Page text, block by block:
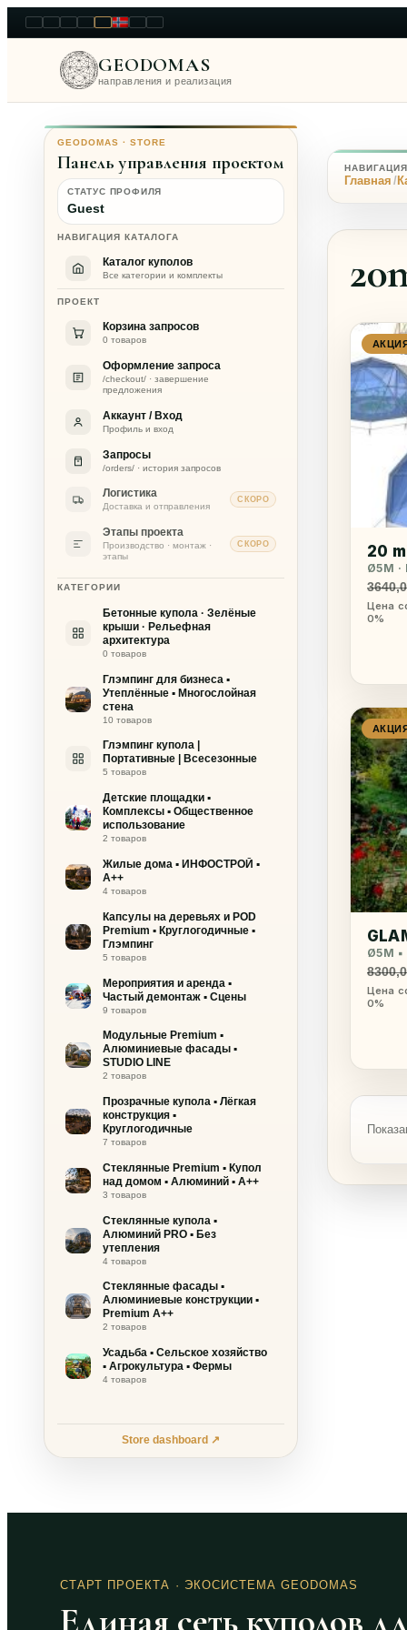
LT ENPL FRRUNOSKRO
GEODOMAS
направления и реализация
GEODOMAS · STORE
Панель управления проектом
СТАТУС ПРОФИЛЯ
Guest
НАВИГАЦИЯ КАТАЛОГА
Каталог куполов
Все категории и комплекты
ПРОЕКТ
Корзина запросов
0 товаров
Оформление запроса
/checkout/ · завершение
предложения
Аккаунт / Вход
Профиль и вход
Запросы
/orders/ · история запросов
Логистика
Доставка и отправления
СКОРО
Этапы проекта
Производство · монтаж ·
этапы
СКОРО
КАТЕГОРИИ
Бетонные купола · Зелёные
крыши · Рельефная
архитектура
0 товаров
Глэмпинг для бизнеса ▪
Утеплённые ▪ Многослойная
стена
10 товаров
Глэмпинг купола |
Портативные | Всесезонные
5 товаров
Детские площадки ▪
Комплексы ▪ Общественное
использование
2 товаров
Жилые дома ▪ ИНФОСТРОЙ ▪
A++
4 товаров
Капсулы на деревьях и POD
Premium ▪ Круглогодичные ▪
Глэмпинг
5 товаров
Мероприятия и аренда ▪
Частый демонтаж ▪ Сцены
9 товаров
Модульные Premium ▪
Алюминиевые фасады ▪
STUDIO LINE
2 товаров
Прозрачные купола ▪ Лёгкая
конструкция ▪
Круглогодичные
7 товаров
Стеклянные Premium ▪ Купол
над домом ▪ Алюминий ▪ A++
3 товаров
Стеклянные купола ▪
Алюминий PRO ▪ Без
утепления
4 товаров
Стеклянные фасады ▪
Алюминиевые конструкции ▪
Premium A++
2 товаров
Усадьба ▪ Сельское хозяйство
▪ Агрокультура ▪ Фермы
4 товаров
Store dashboard ↗
НАВИГАЦИЯ
Главная
20
Ø5M ·
Цена
0%
Ø5M
Цена
0%
СТАРТ ПРОЕКТА · ЭКОСИСТЕМА GEODOMAS
Единая сеть куполов